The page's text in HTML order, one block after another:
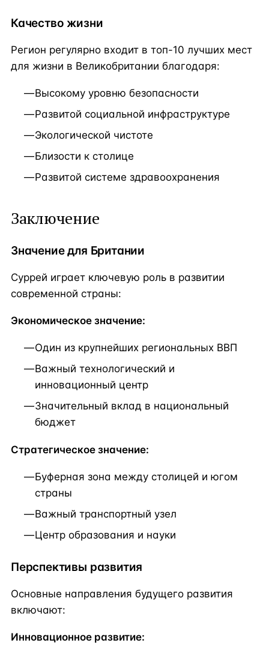
Качество жизни
Регион регулярно входит в топ-10 лучших мест
для жизни в Великобритании благодаря:
Высокому уровню безопасности
Развитой социальной инфраструктуре
Экологической чистоте
Близости к столице
Развитой системе здравоохранения
Заключение
Значение для Британии
Суррей играет ключевую роль в развитии
современной страны:
Экономическое значение:
Один из крупнейших региональных ВВП
Важный технологический и
инновационный центр
Значительный вклад в национальный
бюджет
Стратегическое значение:
Буферная зона между столицей и югом
страны
Важный транспортный узел
Центр образования и науки
Перспективы развития
Основные направления будущего развития
включают:
Инновационное развитие: